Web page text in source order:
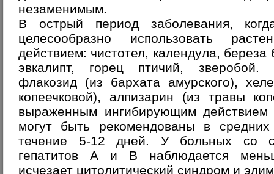
незаменимым.
В острый период заболевания,
целесообразно использовать
действием: чистотел, календула,
эвкалипт, горец птичий, зверобой.
флакозид (из бархата амурского),
копеечковой), алпизарин (из травы
выраженным ингибирующим
могут быть рекомендованы в средних
течение 5-12 дней. У больных со
гепатитов А и В наблюдается
исчезает цитолитический синдром и